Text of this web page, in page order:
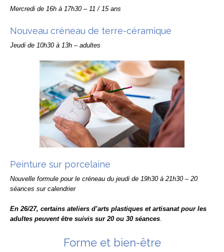
Mercredi de 16h à 17h30 – 11 / 15 ans
Nouveau créneau de terre-céramique
Jeudi de 10h30 à 13h – adultes
Peinture sur porcelaine
Nouvelle formule pour le créneau du jeudi de 19h30 à 21h30 – 20
séances sur calendrier
En 26/27, certains ateliers d’arts plastiques et artisanat pour les
adultes peuvent être suivis sur 20 ou 30 séances.
Forme et bien-être